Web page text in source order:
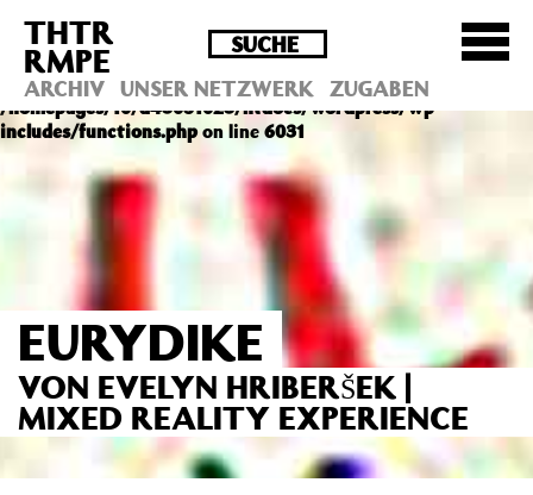
Deprecated : Die Funktion post_permalink ist seit
Version 4.4.0 veraltet! Verwende stattdessen
get_permalink(). in
/homepages/10/d43051023/htdocs/wordpress/wp-
includes/functions.phpon line 6031
THTR
RMPE
ARCHIV UNSER NETZWERK ZUGABEN
EURYDIKE
VON EVELYN HRIBERŠEK |
MIXED REALITY EXPERIENCE